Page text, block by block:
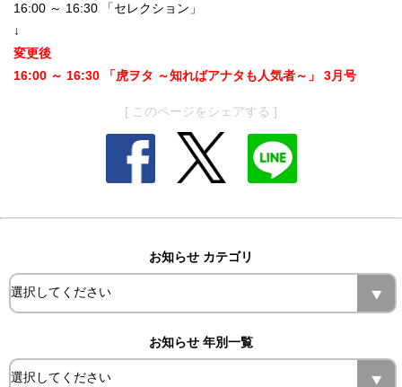
16:00 ～ 16:30 「セレクション」
↓
変更後
16:00 ～ 16:30 「虎ヲタ ～知ればアナタも人気者～」 3月号
[ このページをシェアする ]
お知らせ カテゴリ
お知らせ 年別一覧